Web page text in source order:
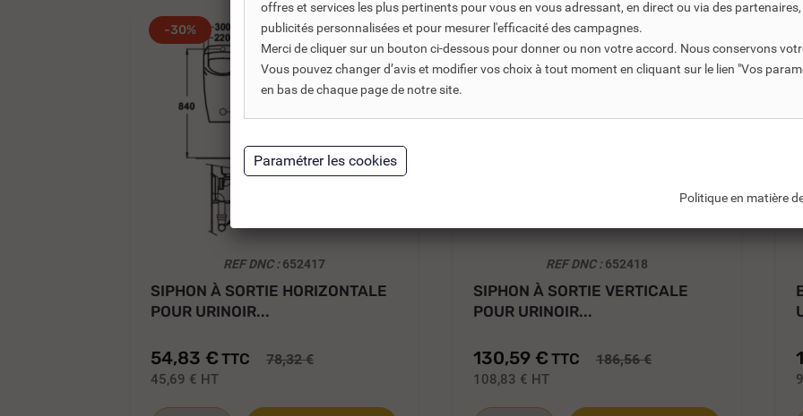
-30%
REF DNC :652417
SIPHON À SORTIE HORIZONTALE
POUR URINOIR...
54,83 € TTC 78,32 €
45,69 € HT
-30%
REF DNC :652418
SIPHON À SORTIE VERTICALE
POUR URINOIR...
130,59 € TTC 186,56 €
108,83 € HT
offres et services les plus pertinents pour vous en vous adressant, en direct ou via des
publicités personnalisées et pour mesurer l'efficacité des campagnes.
Merci de cliquer sur un bouton ci-dessous pour donner ou non votre accord. Nous conservons
Vous pouvez changer d’avis et modifier vos choix à tout moment en cliquant sur le lien "Vos
en bas de chaque page de notre site.
Politique en matière